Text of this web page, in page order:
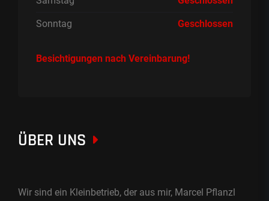
Sonntag Geschlossen
Besichtigungen nach Vereinbarung!
ÜBER UNS
Wir sind ein Kleinbetrieb, der aus mir, Marcel Pflanzl